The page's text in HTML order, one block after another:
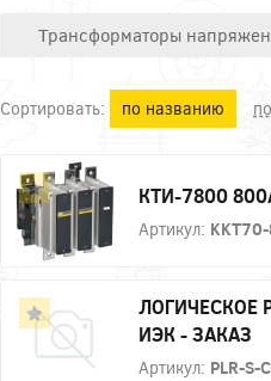
Трансформаторы
Сортировать: по названию
КТИ-7800
Артикул:
ЛОГИЧЕСКОЕ
ИЭК - ЗАКАЗ
Артикул: PLR-S-